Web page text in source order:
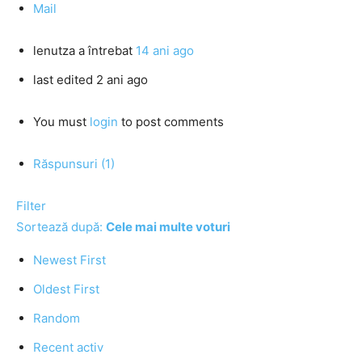
Mail
lenutza a întrebat 14 ani ago
last edited 2 ani ago
You must login to post comments
Răspunsuri (1)
Filter
Sortează după: Cele mai multe voturi
Newest First
Oldest First
Random
Recent activ